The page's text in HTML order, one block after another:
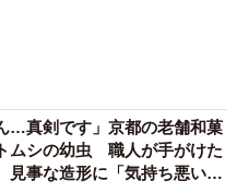
…真剣です」京都の老舗和菓
ムシの幼虫 職人が手がけた
事な造形に「気持ち悪いく